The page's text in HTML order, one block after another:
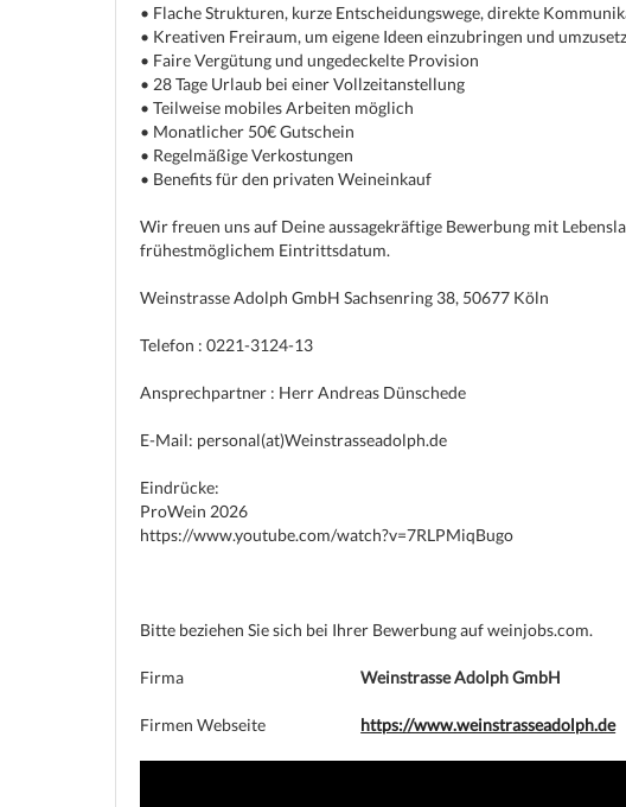
• Flache Strukturen, kurze Entscheidungswege, direkte
• Kreativen Freiraum, um eigene Ideen einzubringen und
• Faire Vergütung und ungedeckelte Provision
• 28 Tage Urlaub bei einer Vollzeitanstellung
• Teilweise mobiles Arbeiten möglich
• Monatlicher 50€ Gutschein
• Regelmäßige Verkostungen
• Benefits für den privaten Weineinkauf
Wir freuen uns auf Deine aussagekräftige Bewerbung mit
frühestmöglichem Eintrittsdatum.
Weinstrasse Adolph GmbH Sachsenring 38, 50677 Köln
Telefon : 0221-3124-13
Ansprechpartner : Herr Andreas Dünschede
E-Mail: personal(at)Weinstrasseadolph.de
Eindrücke:
ProWein 2026
https://www.youtube.com/watch?v=7RLPMiqBugo
Bitte beziehen Sie sich bei Ihrer Bewerbung auf weinjobs.com.
Firma Weinstrasse Adolph GmbH
Firmen Webseite https://www.weinstrasseadolph.de